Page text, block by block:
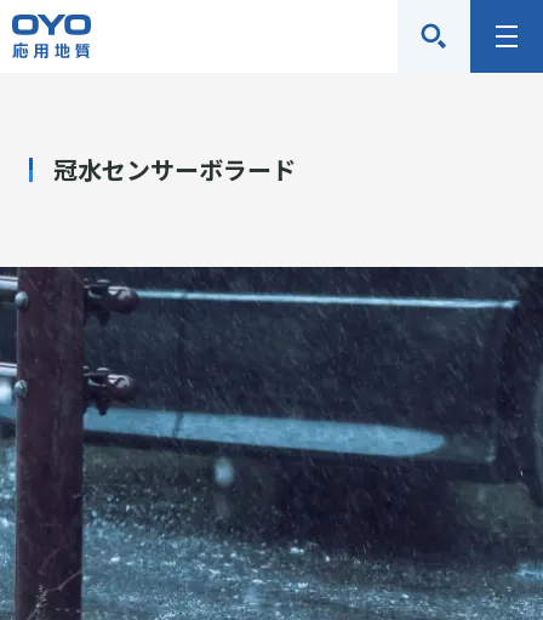
応
用
社
メ
冠水センサーボラード